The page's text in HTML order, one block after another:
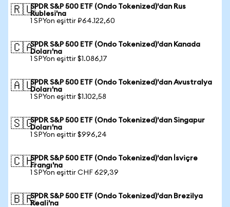
🇷🇺SPDR S&P 500 ETF (Ondo Tokenized)'dan Rus
Rublesi'na
1 SPYon eşittir ₽64.122,60
🇨🇦SPDR S&P 500 ETF (Ondo Tokenized)'dan Kanada
Doları'na
1 SPYon eşittir $1.086,17
🇦🇺SPDR S&P 500 ETF (Ondo Tokenized)'dan Avustralya
Doları'na
1 SPYon eşittir $1.102,58
🇸🇬SPDR S&P 500 ETF (Ondo Tokenized)'dan Singapur
Doları'na
1 SPYon eşittir $996,24
🇨🇭SPDR S&P 500 ETF (Ondo Tokenized)'dan İsviçre
Frangı'na
1 SPYon eşittir CHF 629,39
🇧🇷SPDR S&P 500 ETF (Ondo Tokenized)'dan Brezilya
Reali'na